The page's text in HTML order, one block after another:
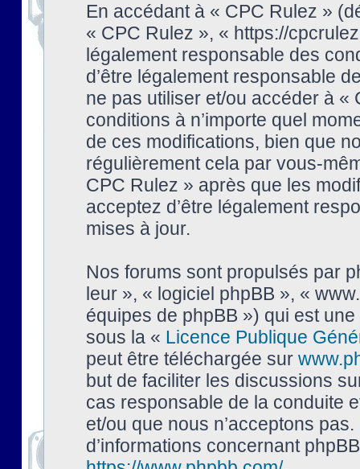
En accédant à « CPC Rulez »
« CPC Rulez », « https://
légalement responsable des
d’être légalement responsable
ne pas utiliser et/ou accéder à
conditions à n’importe quel
de ces modifications, bien que
régulièrement cela par vous-
CPC Rulez » après que les
acceptez d’être légalement
mises à jour.
Nos forums sont propulsés par
leur », « logiciel phpBB », «
équipes de phpBB ») qui est
sous la « Licence Publique
peut être téléchargée sur
but de faciliter les discussions
cas responsable de la conduite
et/ou que nous n’acceptons
d’informations concernant